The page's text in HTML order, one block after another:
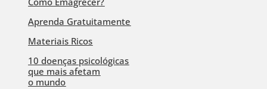
Aprenda Gratuitamente
Materiais Ricos
10 doenças psicológicas
que mais afetam
o mundo